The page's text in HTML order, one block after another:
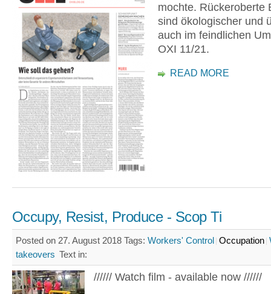
mochte. Rückeroberte
sind ökologischer und
auch im feindlichen
OXI 11/21.
READ MORE
Occupy, Resist, Produce - Scop Ti
Posted on 27. August 2018 Tags: Workers' Control Occupation
takeovers Text in:
////// Watch film - available now //////